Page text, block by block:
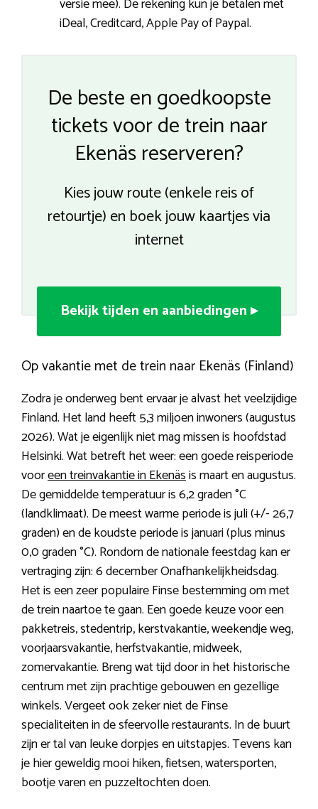
iDeal, Creditcard, Apple Pay of Paypal.
De beste en goedkoopste
tickets voor de trein naar
Ekenäs reserveren?
Kies jouw route (enkele reis of
retourtje) en boek jouw kaartjes via
internet
Bekijk tijden en aanbiedingen ▸
Op vakantie met de trein naar Ekenäs (Finland)
Zodra je onderweg bent ervaar je alvast het veelzijdige
Finland. Het land heeft 5,3 miljoen inwoners (augustus
2026). Wat je eigenlijk niet mag missen is hoofdstad
Helsinki. Wat betreft het weer: een goede reisperiode
vooreen treinvakantie in Ekenäsis maart en augustus.
De gemiddelde temperatuur is 6,2 graden °C
(landklimaat). De meest warme periode is juli (+/- 26,7
graden) en de koudste periode is januari (plus minus
0,0 graden °C). Rondom de nationale feestdag kan er
vertraging zijn: 6 december Onafhankelijkheidsdag.
Het is een zeer populaire Finse bestemming om met
de trein naartoe te gaan. Een goede keuze voor een
pakketreis, stedentrip, kerstvakantie, weekendje weg,
voorjaarsvakantie, herfstvakantie, midweek,
zomervakantie. Breng wat tijd door in het historische
centrum met zijn prachtige gebouwen en gezellige
winkels. Vergeet ook zeker niet de Finse
specialiteiten in de sfeervolle restaurants. In de buurt
zijn er tal van leuke dorpjes en uitstapjes. Tevens kan
je hier geweldig mooi hiken, fietsen, watersporten,
bootje varen en puzzeltochten doen.